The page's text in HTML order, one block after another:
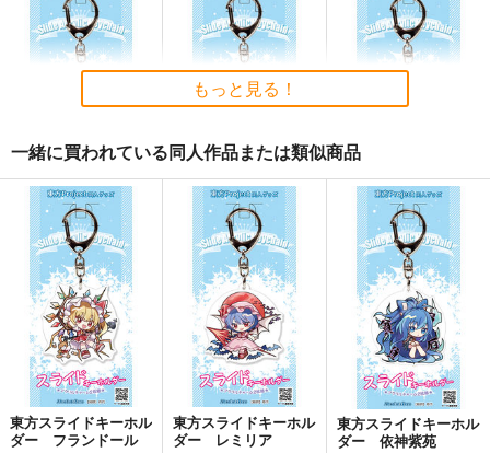
Fate/Grand Order ma
terial XXI
TYPE-MOON
Fate/Grand Order
サンプル
カート
蒐集
羊小屋
専売 787円（税込）
Fate/Grand Order
サンプル
カート
Fate Log Grand UNO
FFICIAL FANBOOK
act on
ギルガメッシュ
サンプル
カート
東方スライドキーホル
ダー 十六夜咲夜
AbsoluteZero
990円 （税込）
東方Project
十六夜咲夜
サンプル
カート
東方スライドキーホル
ダー 魂魄妖夢
AbsoluteZero
990円（税込）
東方Project 魂魄妖夢
サンプル
カート
東方スライドキーホル
ダー 古明地さとり
AbsoluteZero
990円（税込）
東方Project
古明地さとり
サンプル
カート
もっと見る！
一緒に買われている同人作品または類似商品
東方スライドキーホル
ダー フランドール
東方スライドキーホル
ダー レミリア
東方スライドキーホル
ダー 依神紫苑